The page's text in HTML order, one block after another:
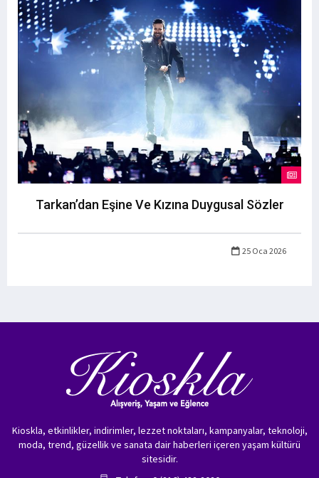
Tarkan’dan Eşine Ve Kızına Duygusal Sözler
25 Oca 2026
Kioskla, etkinlikler, indirimler, lezzet noktaları, kampanyalar, teknoloji,
moda, trend, güzellik ve sanata dair haberleri içeren yaşam kültürü
sitesidir.